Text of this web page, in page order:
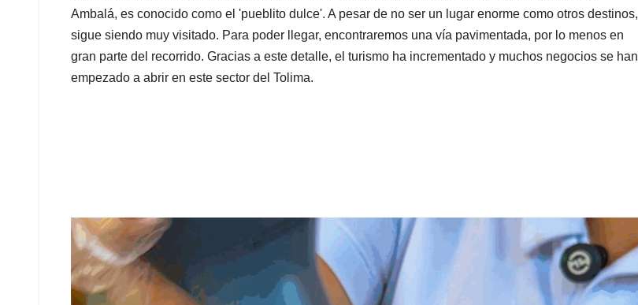
Ambalá, es conocido como el 'pueblito dulce'. A pesar de no ser un lugar enorme como otros destinos,
sigue siendo muy visitado. Para poder llegar, encontraremos una vía pavimentada, por lo menos en
gran parte del recorrido. Gracias a este detalle, el turismo ha incrementado y muchos negocios se han
empezado a abrir en este sector del Tolima.